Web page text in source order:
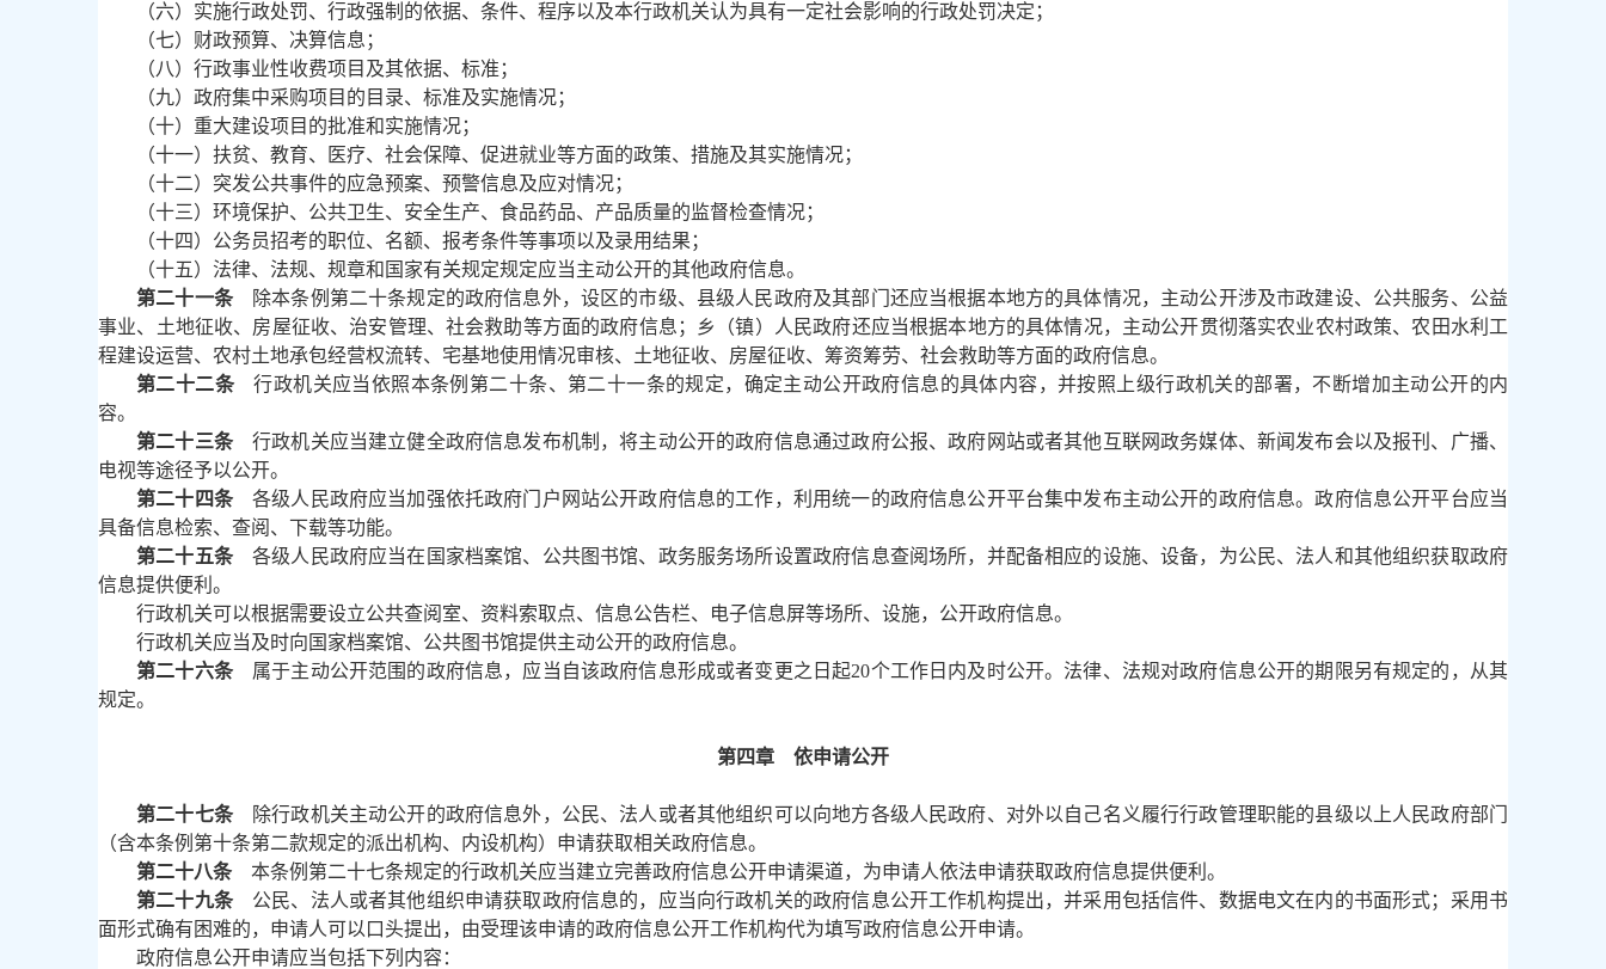
（六）实施行政处罚、行政强制的依据、条件、程序以及本行政机关认为具有一定社会影响的行政处罚决定；
（七）财政预算、决算信息；
（八）行政事业性收费项目及其依据、标准；
（九）政府集中采购项目的目录、标准及实施情况；
（十）重大建设项目的批准和实施情况；
（十一）扶贫、教育、医疗、社会保障、促进就业等方面的政策、措施及其实施情况；
（十二）突发公共事件的应急预案、预警信息及应对情况；
（十三）环境保护、公共卫生、安全生产、食品药品、产品质量的监督检查情况；
（十四）公务员招考的职位、名额、报考条件等事项以及录用结果；
（十五）法律、法规、规章和国家有关规定规定应当主动公开的其他政府信息。
第二十一条除本条例第二十条规定的政府信息外，设区的市级、县级人民政府及其部门还应当根据本地方的具体情况，主动公开涉及市政建设、公共服务、公益
事业、土地征收、房屋征收、治安管理、社会救助等方面的政府信息；乡（镇）人民政府还应当根据本地方的具体情况，主动公开贯彻落实农业农村政策、农田水利工
程建设运营、农村土地承包经营权流转、宅基地使用情况审核、土地征收、房屋征收、筹资筹劳、社会救助等方面的政府信息。
第二十二条行政机关应当依照本条例第二十条、第二十一条的规定，确定主动公开政府信息的具体内容，并按照上级行政机关的部署，不断增加主动公开的内
容。
第二十三条行政机关应当建立健全政府信息发布机制，将主动公开的政府信息通过政府公报、政府网站或者其他互联网政务媒体、新闻发布会以及报刊、广播、
电视等途径予以公开。
第二十四条各级人民政府应当加强依托政府门户网站公开政府信息的工作，利用统一的政府信息公开平台集中发布主动公开的政府信息。政府信息公开平台应当
具备信息检索、查阅、下载等功能。
第二十五条各级人民政府应当在国家档案馆、公共图书馆、政务服务场所设置政府信息查阅场所，并配备相应的设施、设备，为公民、法人和其他组织获取政府
信息提供便利。
行政机关可以根据需要设立公共查阅室、资料索取点、信息公告栏、电子信息屏等场所、设施，公开政府信息。
行政机关应当及时向国家档案馆、公共图书馆提供主动公开的政府信息。
第二十六条属于主动公开范围的政府信息，应当自该政府信息形成或者变更之日起20个工作日内及时公开。法律、法规对政府信息公开的期限另有规定的，从其
规定。
第四章 依申请公开
第二十七条除行政机关主动公开的政府信息外，公民、法人或者其他组织可以向地方各级人民政府、对外以自己名义履行行政管理职能的县级以上人民政府部门
（含本条例第十条第二款规定的派出机构、内设机构）申请获取相关政府信息。
第二十八条本条例第二十七条规定的行政机关应当建立完善政府信息公开申请渠道，为申请人依法申请获取政府信息提供便利。
第二十九条公民、法人或者其他组织申请获取政府信息的，应当向行政机关的政府信息公开工作机构提出，并采用包括信件、数据电文在内的书面形式；采用书
面形式确有困难的，申请人可以口头提出，由受理该申请的政府信息公开工作机构代为填写政府信息公开申请。
政府信息公开申请应当包括下列内容：